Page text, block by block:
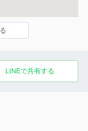
LINEで共有する